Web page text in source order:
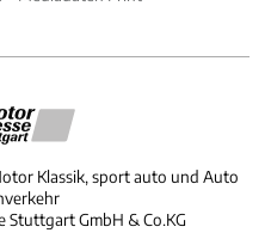
Klassik, sport auto und Auto
Stuttgart GmbH & Co.KG